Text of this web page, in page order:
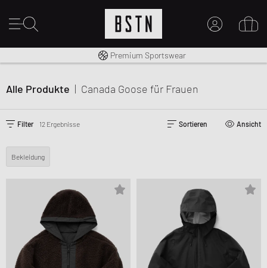
EINEN ACCOUNT ERSTELLEN
Kostenloser Versand nach DE ab € 70
Premium Sportswear
Alle Produkte | Canada Goose für Frauen
Filter 12 Ergebnisse Sortieren Ansicht
Bekleidung